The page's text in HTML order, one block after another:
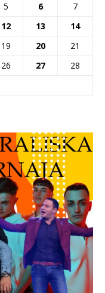
5 6
7
12 13
14
19 20
21
26 27
28